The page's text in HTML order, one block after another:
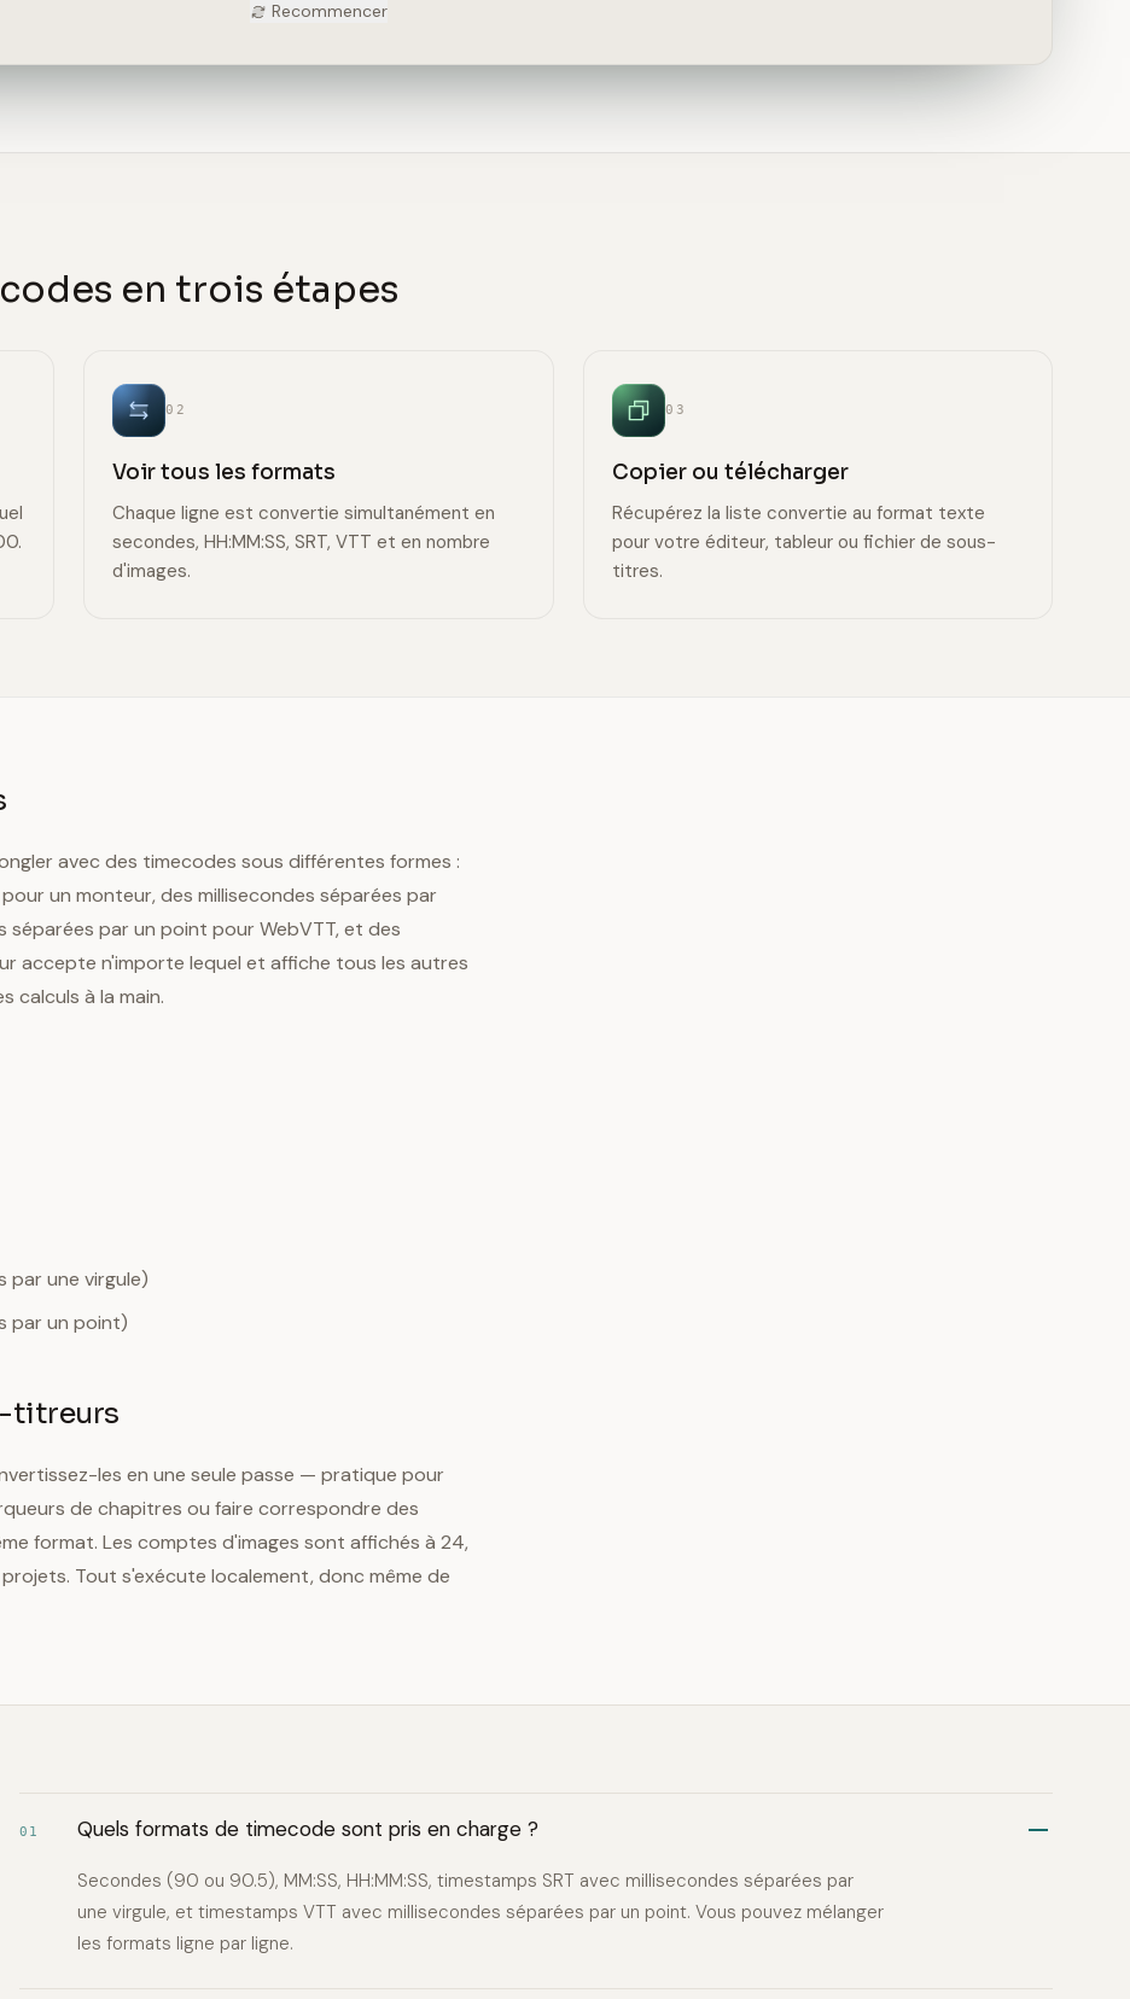
Recommencer
en trois étapes
02
Voir tous les formats
Chaque ligne est convertie simultanément en
secondes, HH:MM:SS, SRT, VTT et en nombre
d'images.
03
Copier ou télécharger
Récupérez la liste convertie au format texte
pour votre éditeur, tableur ou fichier de sous-
titres.
avec des timecodes sous différentes formes :
un monteur, des millisecondes séparées par
séparées par un point pour WebVTT, et des
accepte n'importe lequel et affiche tous les autres
calculs à la main.
par une virgule)
par un point)
titreurs
les en une seule passe — pratique pour
de chapitres ou faire correspondre des
format. Les comptes d'images sont affichés à 24,
Tout s'exécute localement, donc même de
01 Quels formats de timecode sont pris en charge ?
Secondes (90 ou 90.5), MM:SS, HH:MM:SS, timestamps SRT avec millisecondes séparées par
une virgule, et timestamps VTT avec millisecondes séparées par un point. Vous pouvez mélanger
les formats ligne par ligne.